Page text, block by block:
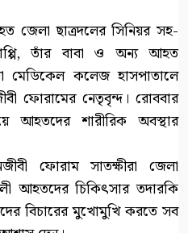
জেলা ছাত্রদলের সিনিয়র সহ-
তাঁর বাবা ও অন্য আহত
মেডিকেল কলেজ হাসপাতালে
ফোরামের নেতৃবৃন্দ। রোববার
আহতদের শারীরিক অবস্থার
ফোরাম সাতক্ষীরা জেলা
আহতদের চিকিৎসার তদারকি
বিচারের মুখোমুখি করতে সব